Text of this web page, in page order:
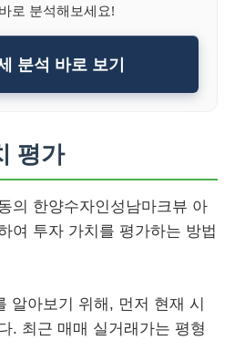
로 분석해보세요!
분석 바로 보기
평가
의 한양수자인성남마크뷰 아
여 투자 가치를 평가하는 방법
알아보기 위해, 먼저 현재 시
. 최근 매매 실거래가는 평형